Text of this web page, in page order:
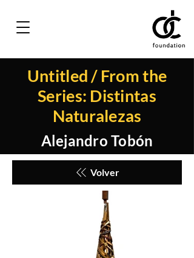
Untitled / From the
Series: Distintas
Naturalezas
Alejandro Tobón
Volver